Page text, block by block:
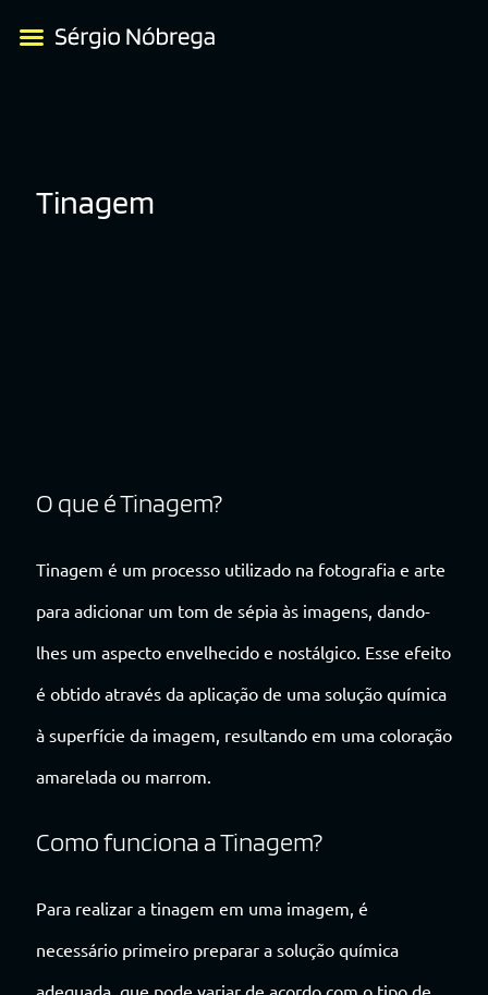
Tinagem
O que é Tinagem?
Tinagem é um processo utilizado na fotografia e arte
para adicionar um tom de sépia às imagens, dando-
lhes um aspecto envelhecido e nostálgico. Esse efeito
é obtido através da aplicação de uma solução química
à superfície da imagem, resultando em uma coloração
amarelada ou marrom.
Como funciona a Tinagem?
Para realizar a tinagem em uma imagem, é
necessário primeiro preparar a solução química
adequada, que pode variar de acordo com o tipo de